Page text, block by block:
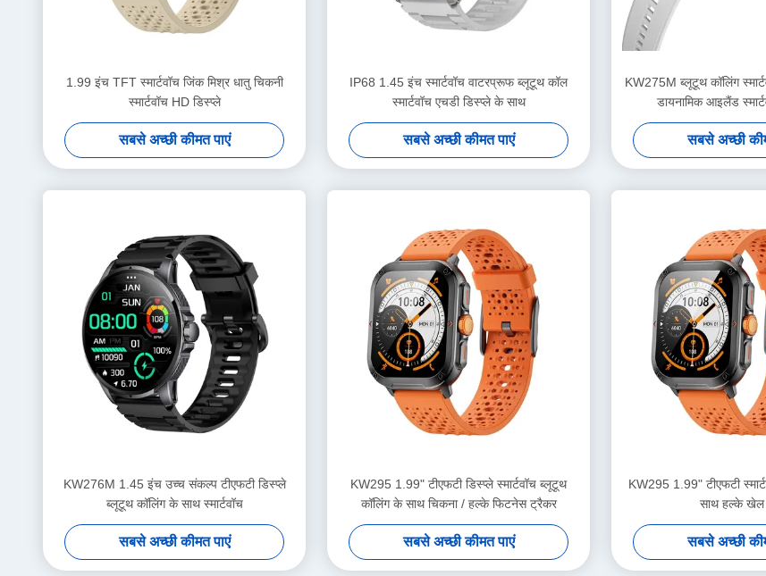
1.99 इंच TFT स्मार्टवॉच जिंक मिश्र धातु चिकनी
स्मार्टवॉच HD डिस्प्ले
सबसे अच्छी कीमत पाएं
IP68 1.45 इंच स्मार्टवॉच वाटरप्रूफ ब्लूटूथ कॉल
स्मार्टवॉच एचडी डिस्प्ले के साथ
सबसे अच्छी कीमत पाएं
KW275M ब्लूटूथ कॉलिंग
डायनामिक आइलैंड
सबसे अच्छी
KW276M 1.45 इंच उच्च संकल्प टीएफटी डिस्प्ले
ब्लूटूथ कॉलिंग के साथ स्मार्टवॉच
सबसे अच्छी कीमत पाएं
KW295 1.99" टीएफटी डिस्प्ले स्मार्टवॉच ब्लूटूथ
कॉलिंग के साथ चिकना / हल्के फिटनेस ट्रैकर
सबसे अच्छी कीमत पाएं
KW295 1.99" टीएफटी
साथ हल्के खेल
सबसे अच्छी